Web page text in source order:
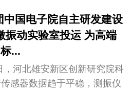
国电子院自主研发建设
振动实验室投运 为高端
...
，河北雄安新区创新研究院科
感器数据趋于平稳，测振仪